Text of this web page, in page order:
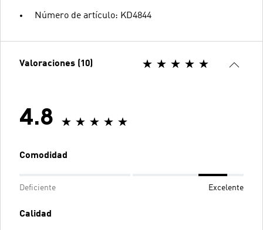
Número de artículo: KD4844
Valoraciones (10)
4.8
Comodidad
Deficiente Excelente
Calidad